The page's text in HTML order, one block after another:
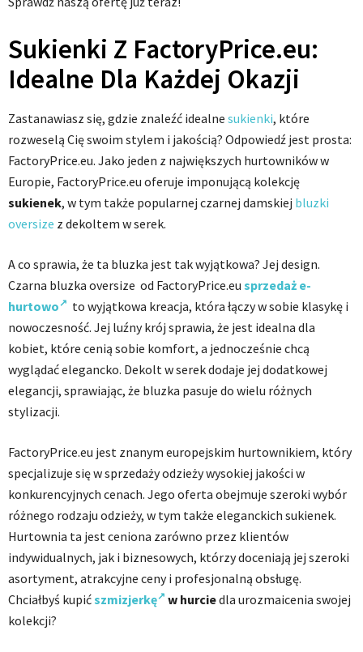
Sukienki Z FactoryPrice.eu:
Idealne Dla Każdej Okazji
Zastanawiasz się, gdzie znaleźć idealne sukienki, które
rozweselą Cię swoim stylem i jakością? Odpowiedź jest prosta:
FactoryPrice.eu. Jako jeden z największych hurtowników w
Europie, FactoryPrice.eu oferuje imponującą kolekcję
sukienek, w tym także popularnej czarnej damskiej bluzki
oversize z dekoltem w serek.
A co sprawia, że ta bluzka jest tak wyjątkowa? Jej design.
Czarna bluzka oversize od FactoryPrice.eu sprzedaż e-
hurtowo
to wyjątkowa kreacja, która łączy w sobie klasykę i
nowoczesność. Jej luźny krój sprawia, że jest idealna dla
kobiet, które cenią sobie komfort, a jednocześnie chcą
wyglądać elegancko. Dekolt w serek dodaje jej dodatkowej
elegancji, sprawiając, że bluzka pasuje do wielu różnych
stylizacji.
FactoryPrice.eu jest znanym europejskim hurtownikiem, który
specjalizuje się w sprzedaży odzieży wysokiej jakości w
konkurencyjnych cenach. Jego oferta obejmuje szeroki wybór
różnego rodzaju odzieży, w tym także eleganckich sukienek.
Hurtownia ta jest ceniona zarówno przez klientów
indywidualnych, jak i biznesowych, którzy doceniają jej szeroki
asortyment, atrakcyjne ceny i profesjonalną obsługę.
Chciałbyś kupićszmizjerkę w hurciedla urozmaicenia swojej
kolekcji?